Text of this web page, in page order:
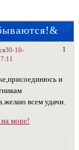
1
30-10-
и
всем удачи.
море!